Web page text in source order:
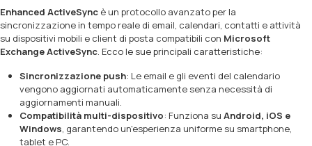
Enhanced ActiveSync è un protocollo avanzato per la
sincronizzazione in tempo reale di email, calendari, contatti e attività
su dispositivi mobili e client di posta compatibili con Microsoft
Exchange ActiveSync. Ecco le sue principali caratteristiche:
Sincronizzazione push: Le email e gli eventi del calendario
vengono aggiornati automaticamente senza necessità di
aggiornamenti manuali.
Compatibilità multi-dispositivo: Funziona su Android, iOS e
Windows, garantendo un'esperienza uniforme su smartphone,
tablet e PC.